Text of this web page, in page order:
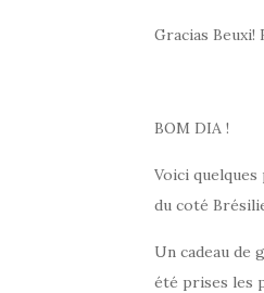
Gracias
BOM DIA !
Voici
du coté
Un cadeau
été prises les